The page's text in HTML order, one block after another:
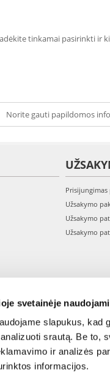
svetainėje
slapukus, kad
srautą. Be to,
ir analizės
informacijos.
tinkamai pasirinkti ir
Norite gauti papildomos
Užsakymo
Užsakymo
Užsakymo